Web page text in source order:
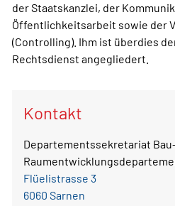
der Staatskanzlei, der
Öffentlichkeitsarbeit sowie der
(Controlling). Ihm ist überdies
Rechtsdienst angegliedert.
Kontakt
Departementssekretariat
Flüelistrasse 3
6060 Sarnen